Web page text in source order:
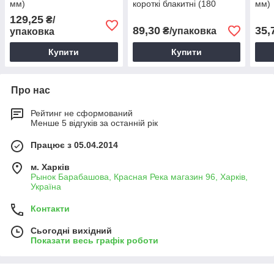
мм)
129,25 ₴/
упаковка
Купити
короткі блакитні (180
89,30₴/упаковка
Купити
мм)
Про нас
Рейтинг не сформований
Менше 5 відгуків за останній рік
Працює з 05.04.2014
м. Харків
Рынок Барабашова, Красная Река магазин 96, Харків,
Україна
Контакти
Сьогодні вихідний
Показати весь графік роботи